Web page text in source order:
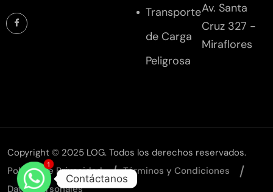
Transporte
de Carga
Peligrosa
Av. Santa
Cruz 327 -
Miraflores
Copyright © 2025 LOG. Todos los derechos reservados.
Política de Privacidad
Términos y Condiciones
Datos Personales
1
Contáctanos